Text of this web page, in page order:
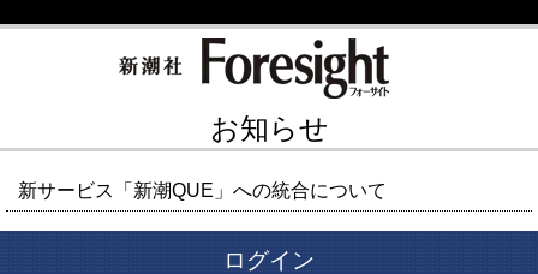
お知らせ
新サービス「新潮QUE」への統合について
ログイン